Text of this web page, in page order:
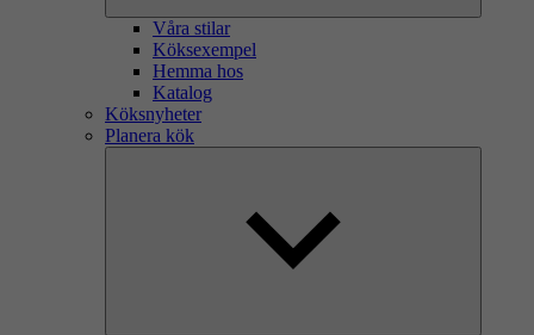
Våra stilar
Köksexempel
Hemma hos
Katalog
Köksnyheter
Planera kök